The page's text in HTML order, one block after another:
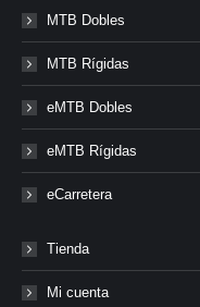
MTB Dobles
MTB Rígidas
eMTB Dobles
eMTB Rígidas
eCarretera
Tienda
Mi cuenta